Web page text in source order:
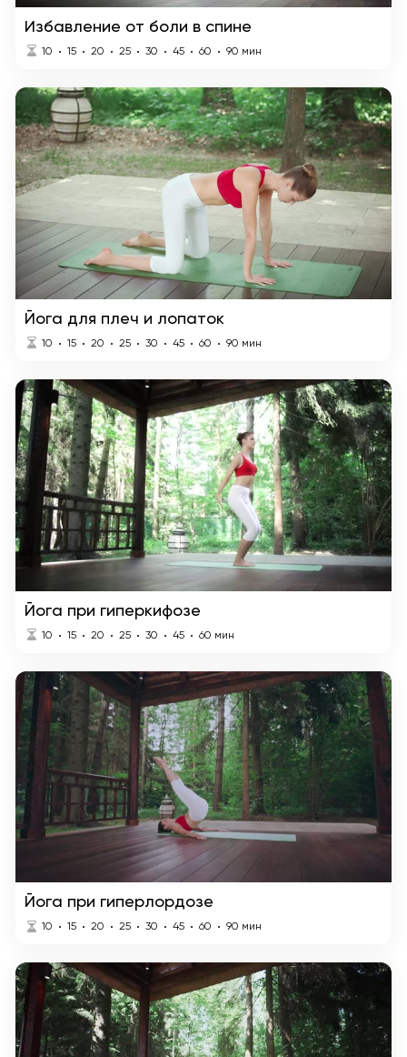
Избавление от боли в спине
10 15 20 25 30 45 60 90 мин
Йога для плеч и лопаток
10 15 20 25 30 45 60 90 мин
Йога при гиперкифозе
10 15 20 25 30 45 60 мин
Йога при гиперлордозе
10 15 20 25 30 45 60 90 мин